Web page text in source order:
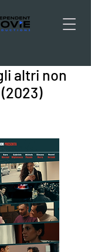
altri non